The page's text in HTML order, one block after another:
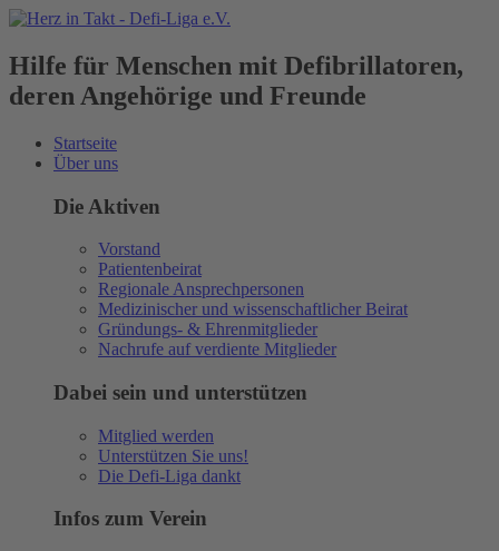
Hilfe für Menschen mit Defibrillatoren,
deren Angehörige und Freunde
Startseite
Über uns
Die Aktiven
Vorstand
Patientenbeirat
Regionale Ansprechpersonen
Medizinischer und wissenschaftlicher Beirat
Gründungs- & Ehrenmitglieder
Nachrufe auf verdiente Mitglieder
Dabei sein und unterstützen
Mitglied werden
Unterstützen Sie uns!
Die Defi-Liga dankt
Infos zum Verein